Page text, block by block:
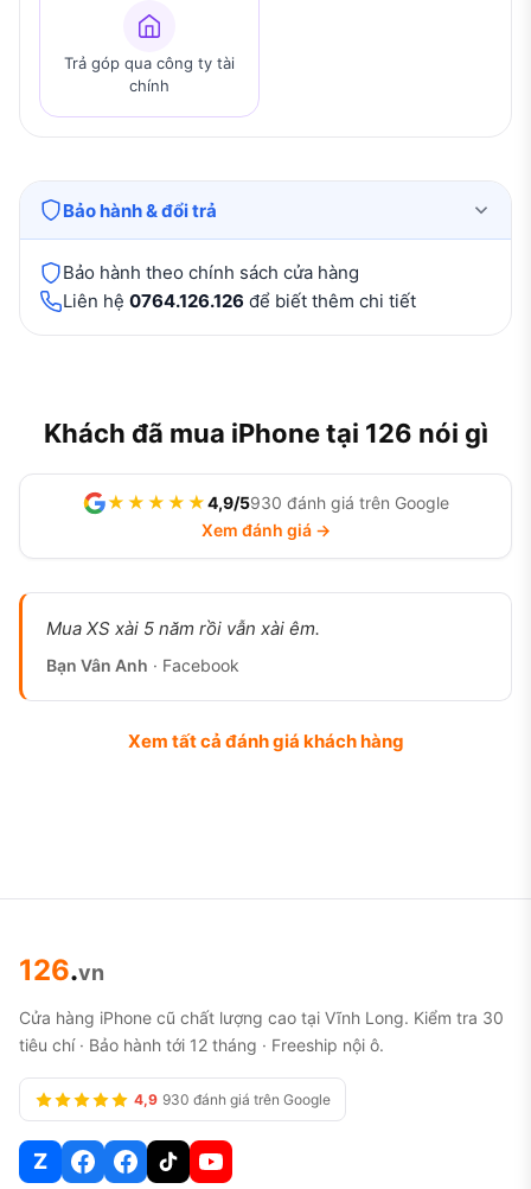
Trả góp qua công ty tài
chính
Bảo hành & đổi trả
Bảo hành theo chính sách cửa hàng
Liên hệ 0764.126.126 để biết thêm chi tiết
Khách đã mua iPhone tại 126 nói gì
★★★★★4,9/5930 đánh giá trên Google
Xem đánh giá →
Mua XS xài 5 năm rồi vẫn xài êm.
Bạn Vân Anh · Facebook
Xem tất cả đánh giá khách hàng
126.vn
Cửa hàng iPhone cũ chất lượng cao tại Vĩnh Long. Kiểm tra 30
tiêu chí · Bảo hành tới 12 tháng · Freeship nội ô.
4,9 930 đánh giá trên Google
Z